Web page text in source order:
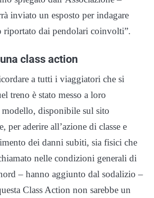
inviato un esposto per indagare
riportato dai pendolari coinvolti”.
class action
a tutti i viaggiatori che si
treno è stato messo a loro
disponibile sul sito
per aderire all’azione di classe e
dei danni subiti, sia fisici che
nelle condizioni generali di
– hanno aggiunto dal sodalizio –
Class Action non sarebbe un